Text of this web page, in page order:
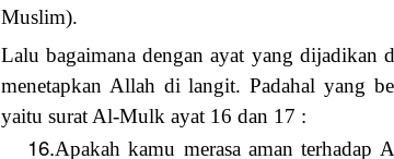
Muslim).
Lalu bagaimana dengan ayat yang dijadikan
menetapkan Allah di langit. Padahal yang
yaitu surat Al-Mulk ayat 16 dan 17 :
16.Apakah kamu merasa aman